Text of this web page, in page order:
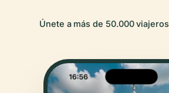
Únete a más de 50.000 viajeros